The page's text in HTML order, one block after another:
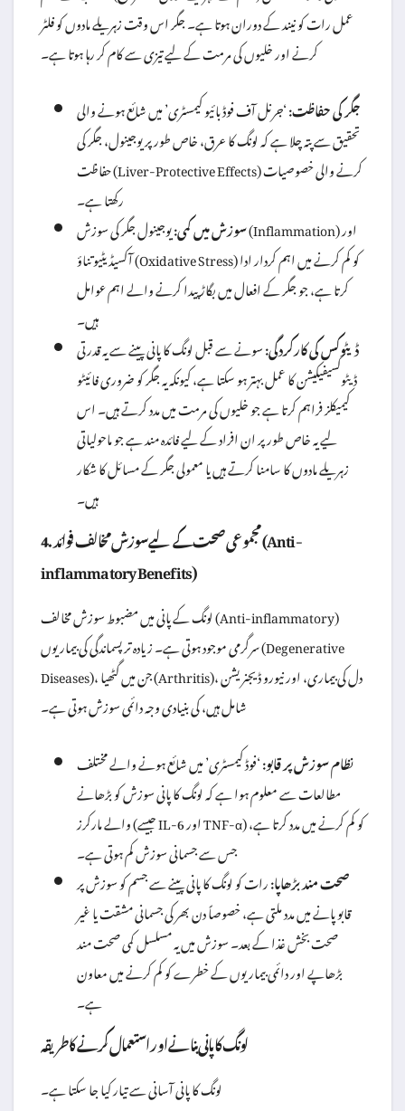
عمل رات کو نیند کے دوران ہوتا ہے۔ جگر اس وقت زہریلے مادوں کو فلٹر
کرنے اور خلیوں کی مرمت کے لیے تیزی سے کام کر رہا ہوتا ہے۔
جگر کی حفاظت:‘جرنل آف فوڈ بائیو کیمسٹری’ میں شائع ہونے والی
تحقیق سے پتہ چلا ہے کہ لونگ کا عرق، خاص طور پر یوجینول، جگر کی
حفاظت (Liver-Protective Effects) کرنے والی خصوصیات
رکھتا ہے۔
سوزش میں کمی:یوجینول جگر کی سوزش (Inflammation) اور
آکسیڈیٹیو تناؤ (Oxidative Stress) کو کم کرنے میں اہم کردار ادا
کرتا ہے، جو جگر کے افعال میں بگاڑ پیدا کرنے والے اہم عوامل
ہیں۔
ڈیٹوکس کی کارکردگی:سونے سے قبل لونگ کا پانی پینے سے یہ قدرتی
ڈیٹوکسیفیکیشن کا عمل بہتر ہو سکتا ہے، کیونکہ یہ جگر کو ضروری فائیٹو
کیمیکلز فراہم کرتا ہے جو خلیوں کی مرمت میں مدد کرتے ہیں۔ اس
لیے یہ خاص طور پر ان افراد کے لیے فائدہ مند ہے جو ماحولیاتی
زہریلے مادوں کا سامنا کرتے ہیں یا معمولی جگر کے مسائل کا شکار
ہیں۔
4. مجموعی صحت کے لیے سوزش مخالف فوائد (Anti-
inflammatory Benefits)
لونگ کے پانی میں مضبوط سوزش مخالف (Anti-inflammatory)
سرگرمی موجود ہوتی ہے۔ زیادہ تر پسماندگی کی بیماریوں (Degenerative
Diseases)، جن میں گٹھیا (Arthritis)، دل کی بیماری، اور نیورو ڈیجنریشن
شامل ہیں، کی بنیادی وجہ دائمی سوزش ہوتی ہے۔
نظام سوزش پر قابو:‘فوڈ کیمسٹری’ میں شائع ہونے والے مختلف
مطالعات سے معلوم ہوا ہے کہ لونگ کا پانی سوزش کو بڑھانے
والے مارکرز (جیسے IL-6 اور TNF-α) کو کم کرنے میں مدد کرتا ہے،
جس سے جسمانی سوزش کم ہوتی ہے۔
صحت مند بڑھاپا:رات کو لونگ کا پانی پینے سے جسم کو سوزش پر
قابو پانے میں مدد ملتی ہے، خصوصاً دن بھر کی جسمانی مشقت یا غیر
صحت بخش غذا کے بعد۔ سوزش میں یہ مسلسل کمی صحت مند
بڑھاپے اور دائمی بیماریوں کے خطرے کو کم کرنے میں معاون
ہے۔
لونگ کا پانی بنانے اور استعمال کرنے کا طریقہ
لونگ کا پانی آسانی سے تیار کیا جا سکتا ہے۔